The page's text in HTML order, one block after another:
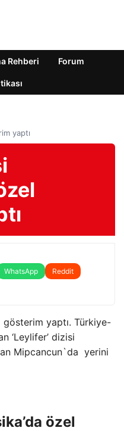
Rehberi Forum
yaptı
WhatsApp
Reddit
gösterim yaptı. Türkiye-
‘Leylifer’ dizisi
Mipcancun`da yerini
özel